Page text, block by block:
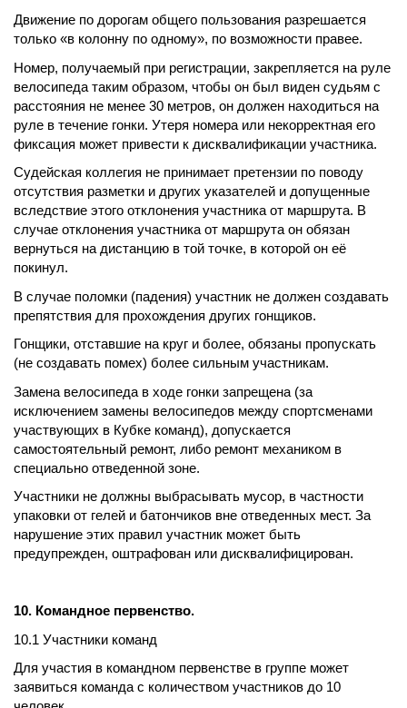
Движение по дорогам общего пользования разрешается
только «в колонну по одному», по возможности правее.
Номер, получаемый при регистрации, закрепляется на руле
велосипеда таким образом, чтобы он был виден судьям с
расстояния не менее 30 метров, он должен находиться на
руле в течение гонки. Утеря номера или некорректная его
фиксация может привести к дисквалификации участника.
Судейская коллегия не принимает претензии по поводу
отсутствия разметки и других указателей и допущенные
вследствие этого отклонения участника от маршрута. В
случае отклонения участника от маршрута он обязан
вернуться на дистанцию в той точке, в которой он её
покинул.
В случае поломки (падения) участник не должен создавать
препятствия для прохождения других гонщиков.
Гонщики, отставшие на круг и более, обязаны пропускать
(не создавать помех) более сильным участникам.
Замена велосипеда в ходе гонки запрещена (за
исключением замены велосипедов между спортсменами
участвующих в Кубке команд), допускается
самостоятельный ремонт, либо ремонт механиком в
специально отведенной зоне.
Участники не должны выбрасывать мусор, в частности
упаковки от гелей и батончиков вне отведенных мест. За
нарушение этих правил участник может быть
предупрежден, оштрафован или дисквалифицирован.
10. Командное первенство.
10.1 Участники команд
Для участия в командном первенстве в группе может
заявиться команда с количеством участников до 10